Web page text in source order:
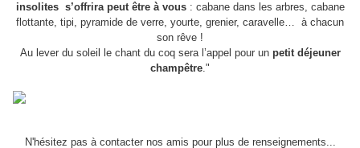
insolites s’offrira peut être à vous: cabane dans les arbres, cabane
flottante, tipi, pyramide de verre, yourte, grenier, caravelle… à chacun
son rêve !
Au lever du soleil le chant du coq sera l’appel pour un petit déjeuner
champêtre."
N'hésitez pas à contacter nos amis pour plus de renseignements...